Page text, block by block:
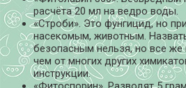
расчёта 20 мл на ведро воды.
«Строби». Это фунгицид, но
насекомым, животным.
безопасным нельзя, но все
чем от многих других
инструкции.